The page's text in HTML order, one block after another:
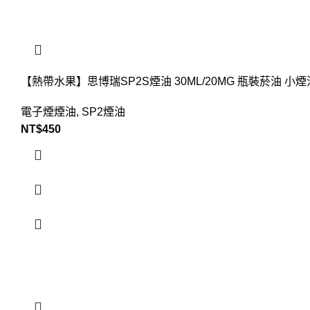
【熱帶水果】思博瑞SP2S煙油 30ML/20MG 瓶裝菸油 小煙
電子煙煙油, SP2煙油
NT$450